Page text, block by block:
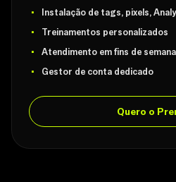
Instalação de tags, pixels,
Treinamentos personalizados
Atendimento em fins de
Gestor de conta dedicado
Quero o